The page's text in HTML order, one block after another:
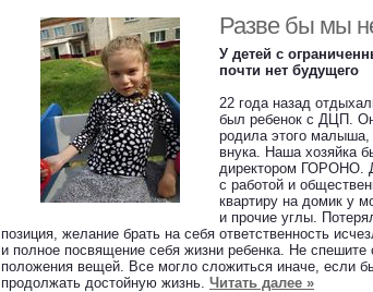
Разве бы мы
У детей с
почти нет будущего
22 года назад
был ребенок с ДЦП.
родила этого малыша,
внука. Наша хозяйка
директором ГОРОНО.
с работой и
квартиру на домик у
и прочие углы.
позиция, желание брать на себя ответственность
и полное посвящение себя жизни ребенка. Не спешите
положения вещей. Все могло сложиться иначе, если
продолжать достойную жизнь. Читать далее »